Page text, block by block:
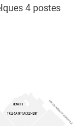
4 postes